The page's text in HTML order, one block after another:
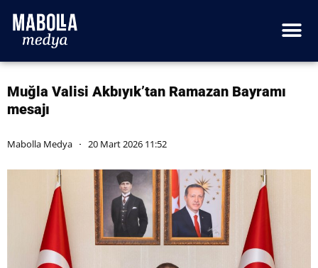
Muğla Valisi Akbıyık’tan Ramazan Bayramı
mesajı
Mabolla Medya 20 Mart 2026 11:52